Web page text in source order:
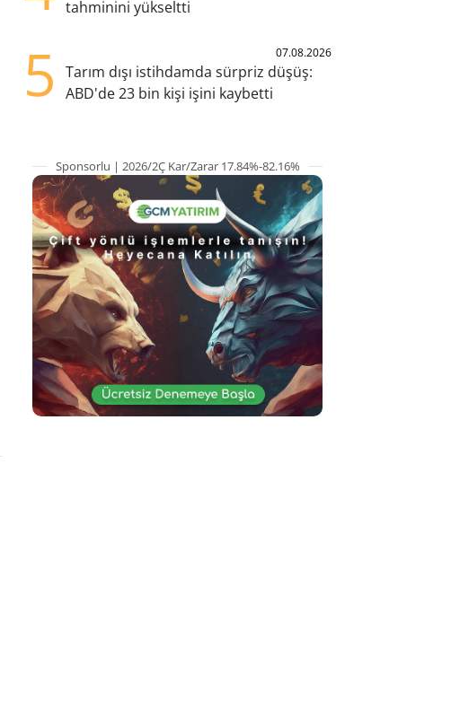
tahminini yükseltti
5 07.08.2026
Tarım dışı istihdamda sürpriz düşüş:
ABD'de 23 bin kişi işini kaybetti
Sponsorlu | 2026/2Ç Kar/Zarar 17.84%-82.16%